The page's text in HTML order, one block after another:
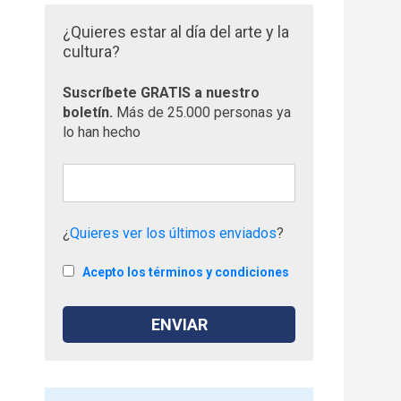
¿Quieres estar al día del arte y la
cultura?
Suscríbete GRATIS a nuestro
boletín. Más de 25.000 personas ya
lo han hecho
¿Quieres ver los últimos enviados?
Acepto los términos y condiciones